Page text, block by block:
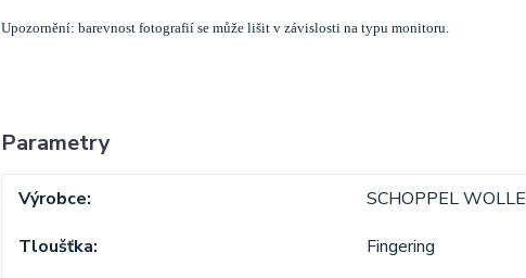
Upozornění: barevnost fotografií se může lišit v závislosti na typu monitoru.
Parametry
Výrobce
SCHOPPEL WOLLE
Tloušťka
Fingering